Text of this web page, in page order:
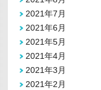
2021年7月
2021年6月
2021年5月
2021年4月
2021年3月
2021年2月